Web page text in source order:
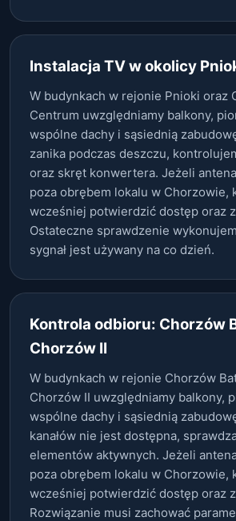
Instalacja TV w okolicy
W budynkach w rejonie Pnioki oraz
Centrum uwzględniamy balkony,
wspólne dachy i sąsiednią
zanika podczas deszczu,
oraz skręt konwertera. Jeżeli
poza obrębem lokalu w Chorzowie,
wcześniej potwierdzić dostęp oraz
Ostateczne sprawdzenie
sygnał jest używany na co dzień.
Kontrola odbioru: Chorzów
Chorzów II
W budynkach w rejonie Chorzów
Chorzów II uwzględniamy balkony,
wspólne dachy i sąsiednią
kanałów nie jest dostępna,
elementów aktywnych. Jeżeli
poza obrębem lokalu w Chorzowie,
wcześniej potwierdzić dostęp oraz
Rozwiązanie musi zachować